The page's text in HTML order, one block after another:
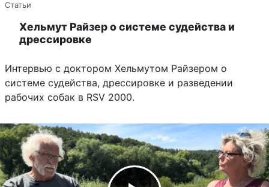
Статьи
Хельмут Райзер о системе судейства и
дрессировке
Интервью с доктором Хельмутом Райзером о
системе судейства, дрессировке и разведении
рабочих собак в RSV 2000.